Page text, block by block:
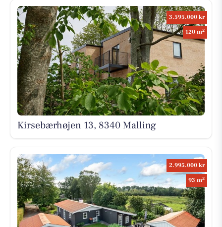
3.595.000 kr
120 m2
Kirsebærhøjen 13, 8340 Malling
2.995.000 kr
93 m2